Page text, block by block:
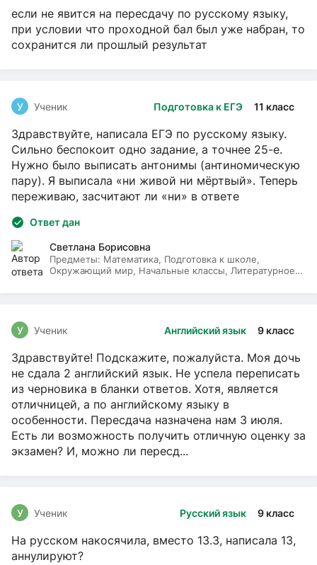
если не явится на пересдачу по русскому языку,
при условии что проходной бал был уже набран, то
сохранится ли прошлый результат
Подготовка к ЕГЭ 11 класс
У Ученик
Здравствуйте, написала ЕГЭ по русскому языку.
Сильно беспокоит одно задание, а точнее 25-е.
Нужно было выписать антонимы (антиномическую
пару). Я выписала «ни живой ни мёртвый». Теперь
переживаю, засчитают ли «ни» в ответе
Ответ дан
Светлана Борисовна
Предметы: Математика, Подготовка к школе,
Окружающий мир, Начальные классы, Литературное
Английский язык 9 класс
У Ученик
Здравствуйте! Подскажите, пожалуйста. Моя дочь
не сдала 2 английский язык. Не успела переписать
из черновика в бланки ответов. Хотя, является
отличницей, а по английскому языку в
особенности. Пересдача назначена нам 3 июля.
Есть ли возможность получить отличную оценку за
экзамен? И, можно ли пересд...
Русский язык 9 класс
У Ученик
На русском накосячила, вместо 13.3, написала 13,
аннулируют?